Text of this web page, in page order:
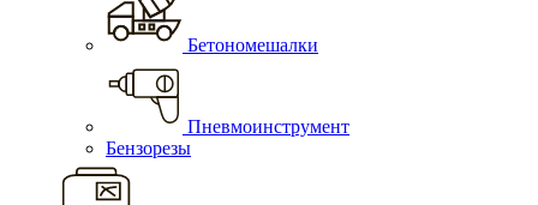
Бетономешалки
Пневмоинструмент
Бензорезы